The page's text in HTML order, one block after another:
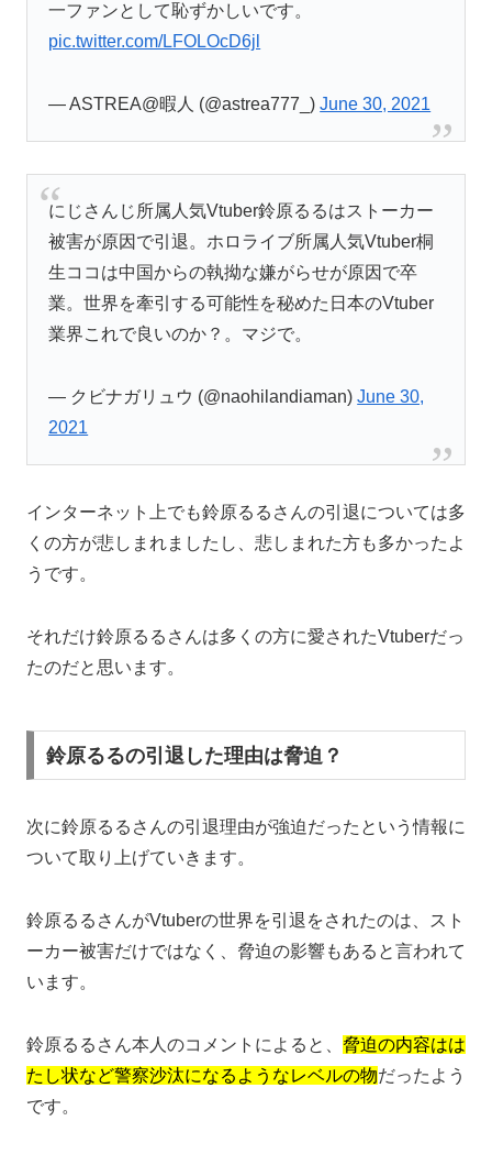
一ファンとして恥ずかしいです。
pic.twitter.com/LFOLOcD6jl
— ASTREA@暇人 (@astrea777_)June 30, 2021
にじさんじ所属人気Vtuber鈴原るるはストーカー
被害が原因で引退。ホロライブ所属人気Vtuber桐
生ココは中国からの執拗な嫌がらせが原因で卒
業。世界を牽引する可能性を秘めた日本のVtuber
業界これで良いのか？。マジで。
— クビナガリュウ (@naohilandiaman)June 30,
2021
インターネット上でも鈴原るるさんの引退については多
くの方が悲しまれましたし、悲しまれた方も多かったよ
うです。
それだけ鈴原るるさんは多くの方に愛されたVtuberだっ
たのだと思います。
鈴原るるの引退した理由は脅迫？
次に鈴原るるさんの引退理由が強迫だったという情報に
ついて取り上げていきます。
鈴原るるさんがVtuberの世界を引退をされたのは、スト
ーカー被害だけではなく、脅迫の影響もあると言われて
います。
鈴原るるさん本人のコメントによると、 脅迫の内容はは
たし状など警察沙汰になるようなレベルの物だったよう
です。